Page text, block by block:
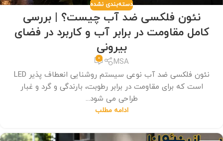
دسته‌بندی نشده
نئون فلکسی ضد آب چیست؟ | بررسی
کامل مقاومت در برابر آب و کاربرد در فضای
بیرونی
MSA
0
نئون فلکسی ضد آب نوعی سیستم روشنایی انعطاف پذیر LED
است که برای مقاومت در برابر رطوبت، بارندگی و گرد و غبار
طراحی می شود...
ادامه مطلب